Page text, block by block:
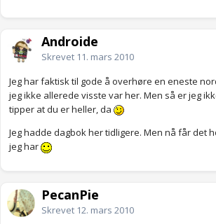
Androide
Skrevet 11. mars 2010
Jeg har faktisk til gode å overhøre en eneste
jeg ikke allerede visste var her. Men så er jeg
tipper at du er heller, da
Jeg hadde dagbok her tidligere. Men nå får det
jeg har
PecanPie
Skrevet 12. mars 2010